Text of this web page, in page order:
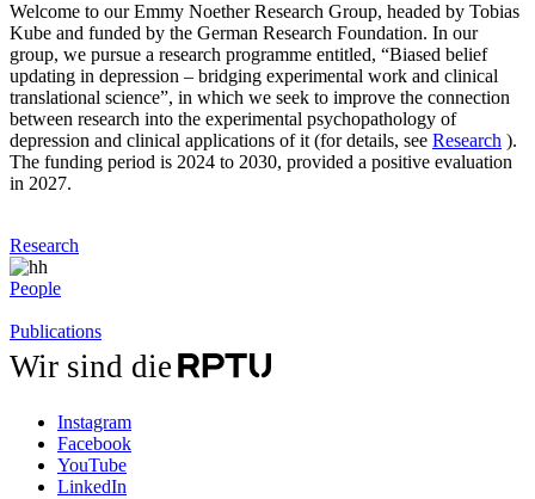
Welcome to our Emmy Noether Research Group, headed by Tobias
Kube and funded by the German Research Foundation. In our
group, we pursue a research programme entitled, “Biased belief
updating in depression – bridging experimental work and clinical
translational science”, in which we seek to improve the connection
between research into the experimental psychopathology of
depression and clinical applications of it (for details, see Research ).
The funding period is 2024 to 2030, provided a positive evaluation
in 2027.
Research
People
Publications
Wir sind die
Instagram
Facebook
YouTube
LinkedIn